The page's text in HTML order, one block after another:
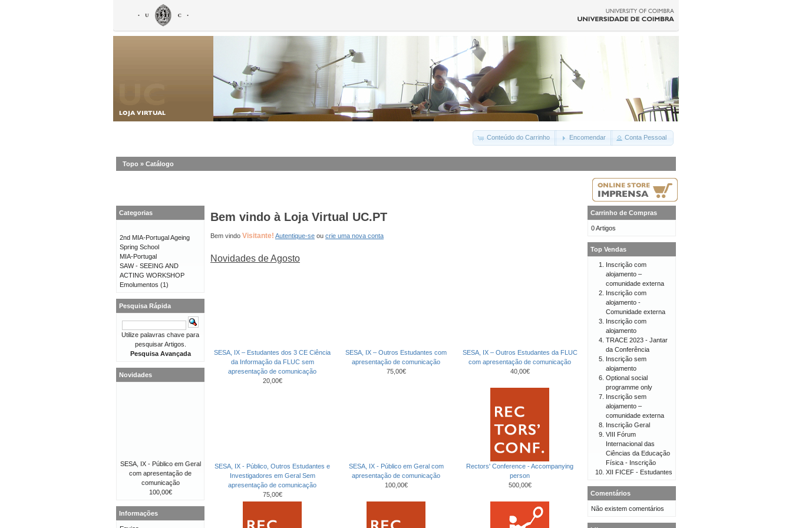
Conteúdo do Carrinho Encomendar Conta Pessoal
Topo » Catálogo
Bem vindo à Loja Virtual UC.PT
Bem vindo Visitante! Autentique-se ou crie uma nova conta
Novidades de Agosto
SESA, IX – Estudantes dos 3 CE Ciência
da Informação da FLUC sem
apresentação de comunicação
20,00€
SESA, IX – Outros Estudantes com
apresentação de comunicação
75,00€
SESA, IX – Outros Estudantes da FLUC
com apresentação de comunicação
40,00€
SESA, IX - Público, Outros Estudantes e
Investigadores em Geral Sem
apresentação de comunicação
75,00€
SESA, IX - Público em Geral com
apresentação de comunicação
100,00€
Rectors' Conference - Accompanying
person
500,00€
Categorias
2nd MIA-Portugal Ageing
Spring School
MIA-Portugal
SAW - SEEING AND
ACTING WORKSHOP
Emolumentos (1)
Pesquisa Rápida
Utilize palavras chave para
pesquisar Artigos.
Pesquisa Avançada
Novidades
SESA, IX - Público em Geral
com apresentação de
comunicação
100,00€
Informações
Carrinho de Compras
0 Artigos
Top Vendas
Inscrição com
alojamento –
comunidade externa
Inscrição com
alojamento -
Comunidade externa
Inscrição com
alojamento
TRACE 2023 - Jantar
da Conferência
Inscrição sem
alojamento
Optional social
programme only
Inscrição sem
alojamento –
comunidade externa
Inscrição Geral
VIII Fórum
Internacional das
Ciências da Educação
Física - Inscrição
XII FICEF - Estudantes
Comentários
Não existem comentários